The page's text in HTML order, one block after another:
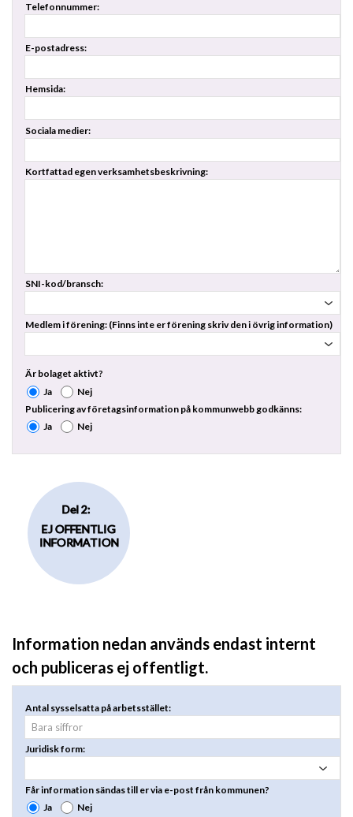
Telefonnummer:
E-postadress:
Hemsida:
Sociala medier:
Kortfattad egen verksamhetsbeskrivning:
SNI-kod/bransch:
Medlem i förening: (Finns inte er förening skriv den i övrig information)
Är bolaget aktivt?
Ja
Nej
Publicering av företagsinformation på kommunwebb godkänns:
Ja
Nej
Del 2:
EJ OFFENTLIG
INFORMATION
Information nedan används endast internt
och publiceras ej offentligt.
Antal sysselsatta på arbetsstället:
Juridisk form:
Får information sändas till er via e-post från kommunen?
Ja
Nej